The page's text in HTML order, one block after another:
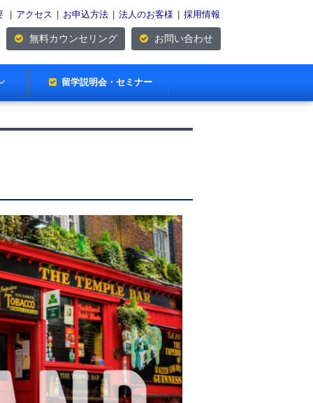
アクセス お申込方法 法人のお客様 採用情報
無料カウンセリング お問い合わせ
留学説明会・セミナー